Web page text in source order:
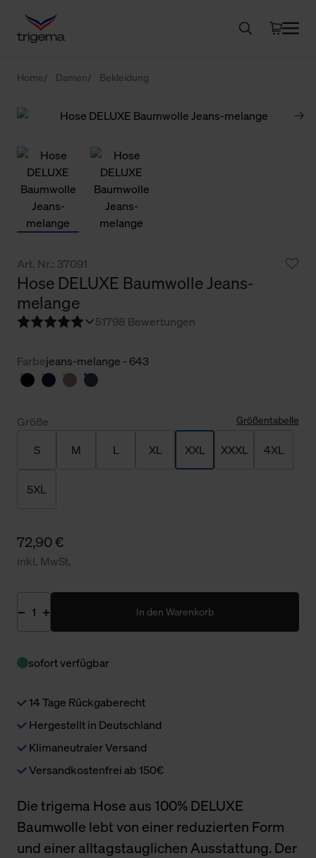
Home Damen Bekleidung
Art. Nr.: 37091
Hose DELUXE Baumwolle Jeans-
melange
51798 Bewertungen
Farbejeans-melange - 643
Größe Größentabelle
S M L XL XXL XXXL 4XL
5XL
72,90 €
inkl. MwSt.
In den Warenkorb
sofort verfügbar
14 Tage Rückgaberecht
Hergestellt in Deutschland
Klimaneutraler Versand
Versandkostenfrei ab 150€
Die trigema Hose aus 100% DELUXE
Baumwolle lebt von einer reduzierten Form
und einer alltagstauglichen Ausstattung. Der